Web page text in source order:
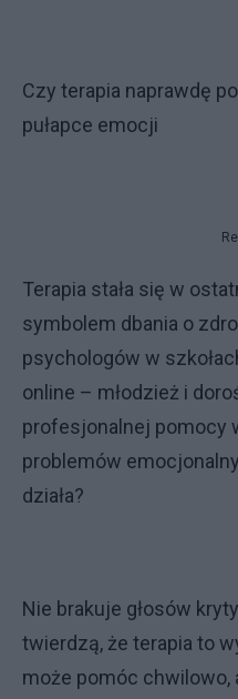
Czy terapia naprawdę
pułapce emocji
Terapia stała się w
symbolem dbania o
psychologów w
online – młodzież i
profesjonalnej pomocy
problemów
działa?
Nie brakuje głosów
twierdzą, że terapia to
może pomóc chwilowo,